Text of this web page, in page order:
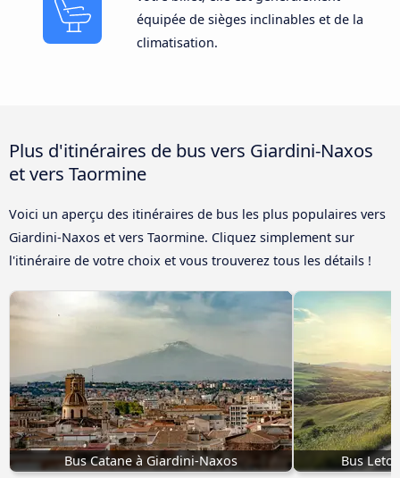
équipée de sièges inclinables et de la
climatisation.
Plus d'itinéraires de bus vers Giardini-Naxos
et vers Taormine
Voici un aperçu des itinéraires de bus les plus populaires vers
Giardini-Naxos et vers Taormine. Cliquez simplement sur
l'itinéraire de votre choix et vous trouverez tous les détails !
Bus Catane à Giardini-Naxos Bus